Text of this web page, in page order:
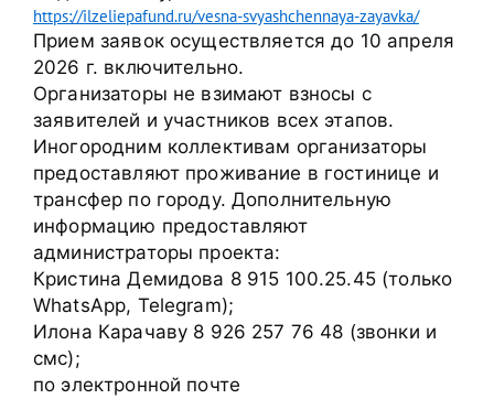
https://ilzeliepafund.ru/vesna-svyashchennaya-zayavka/
Прием заявок осуществляется до 10 апреля
2026 г. включительно.
Организаторы не взимают взносы с
заявителей и участников всех этапов.
Иногородним коллективам организаторы
предоставляют проживание в гостинице и
трансфер по городу. Дополнительную
информацию предоставляют
администраторы проекта:
Кристина Демидова 8 915 100.25.45 (только
WhatsApp, Telegram);
Илона Карачаву 8 926 257 76 48 (звонки и
смс);
по электронной почте